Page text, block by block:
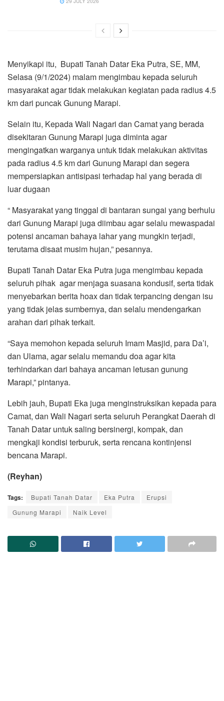
Menyikapi itu, Bupati Tanah Datar Eka Putra, SE, MM,
Selasa (9/1/2024) malam mengimbau kepada seluruh
masyarakat agar tidak melakukan kegiatan pada radius 4.5
km dari puncak Gunung Marapi.
Selain itu, Kepada Wali Nagari dan Camat yang berada
disekitaran Gunung Marapi juga diminta agar
mengingatkan warganya untuk tidak melakukan aktivitas
pada radius 4.5 km dari Gunung Marapi dan segera
mempersiapkan antisipasi terhadap hal yang berada di
luar dugaan
“ Masyarakat yang tinggal di bantaran sungai yang berhulu
dari Gunung Marapi juga diimbau agar selalu mewaspadai
potensi ancaman bahaya lahar yang mungkin terjadi,
terutama disaat musim hujan,” pesannya.
Bupati Tanah Datar Eka Putra juga mengimbau kepada
seluruh pihak agar menjaga suasana kondusif, serta tidak
menyebarkan berita hoax dan tidak terpancing dengan isu
yang tidak jelas sumbernya, dan selalu mendengarkan
arahan dari pihak terkait.
“Saya memohon kepada seluruh Imam Masjid, para Da’i,
dan Ulama, agar selalu memandu doa agar kita
terhindarkan dari bahaya ancaman letusan gunung
Marapi,” pintanya.
Lebih jauh, Bupati Eka juga menginstruksikan kepada para
Camat, dan Wali Nagari serta seluruh Perangkat Daerah di
Tanah Datar untuk saling bersinergi, kompak, dan
mengkaji kondisi terburuk, serta rencana kontinjensi
bencana Marapi.
(Reyhan)
Tags: Bupati Tanah Datar Eka Putra
Erupsi
Gunung Marapi
Naik Level